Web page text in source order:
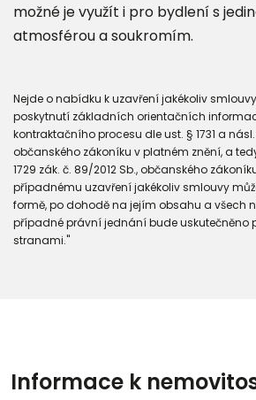
možné je využít i pro bydlení s
atmosférou a soukromím.
Nejde o nabídku k uzavření jakékoliv
poskytnutí základních orientačních
kontraktačního procesu dle ust. § 1731 a násl.
občanského zákoníku v platném znění, a
1729 zák. č. 89/2012 Sb., občanského
případnému uzavření jakékoliv smlouvy
formě, po dohodě na jejím obsahu a všech
případné právní jednání bude uskutečněno
stranami."
Informace k